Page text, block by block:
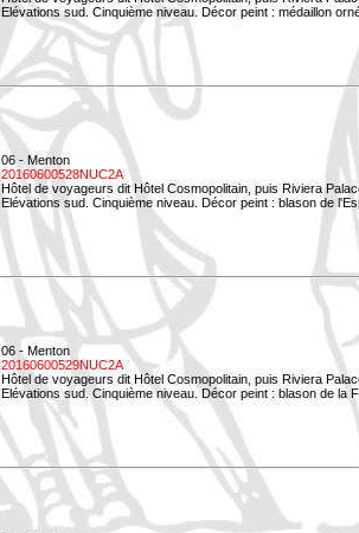
Elévations sud. Cinquième niveau. Décor peint : médaillon
06 - Menton
20160600528NUC2A
Hôtel de voyageurs dit Hôtel Cosmopolitain, puis Riviera
Elévations sud. Cinquième niveau. Décor peint : blason de
06 - Menton
20160600529NUC2A
Hôtel de voyageurs dit Hôtel Cosmopolitain, puis Riviera
Elévations sud. Cinquième niveau. Décor peint : blason de la